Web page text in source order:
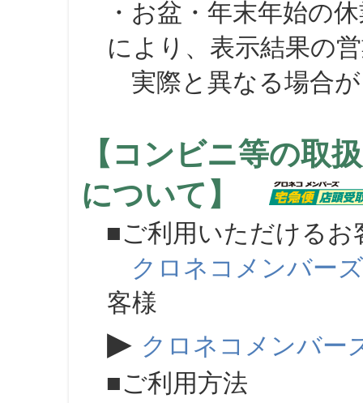
・お盆・年末年始の
により、表示結果の
実際と異なる場合が
【コンビニ等の取
について】
■ご利用いただけるお
クロネコメンバーズ
客様
▶ クロネコメンバー
■ご利用方法